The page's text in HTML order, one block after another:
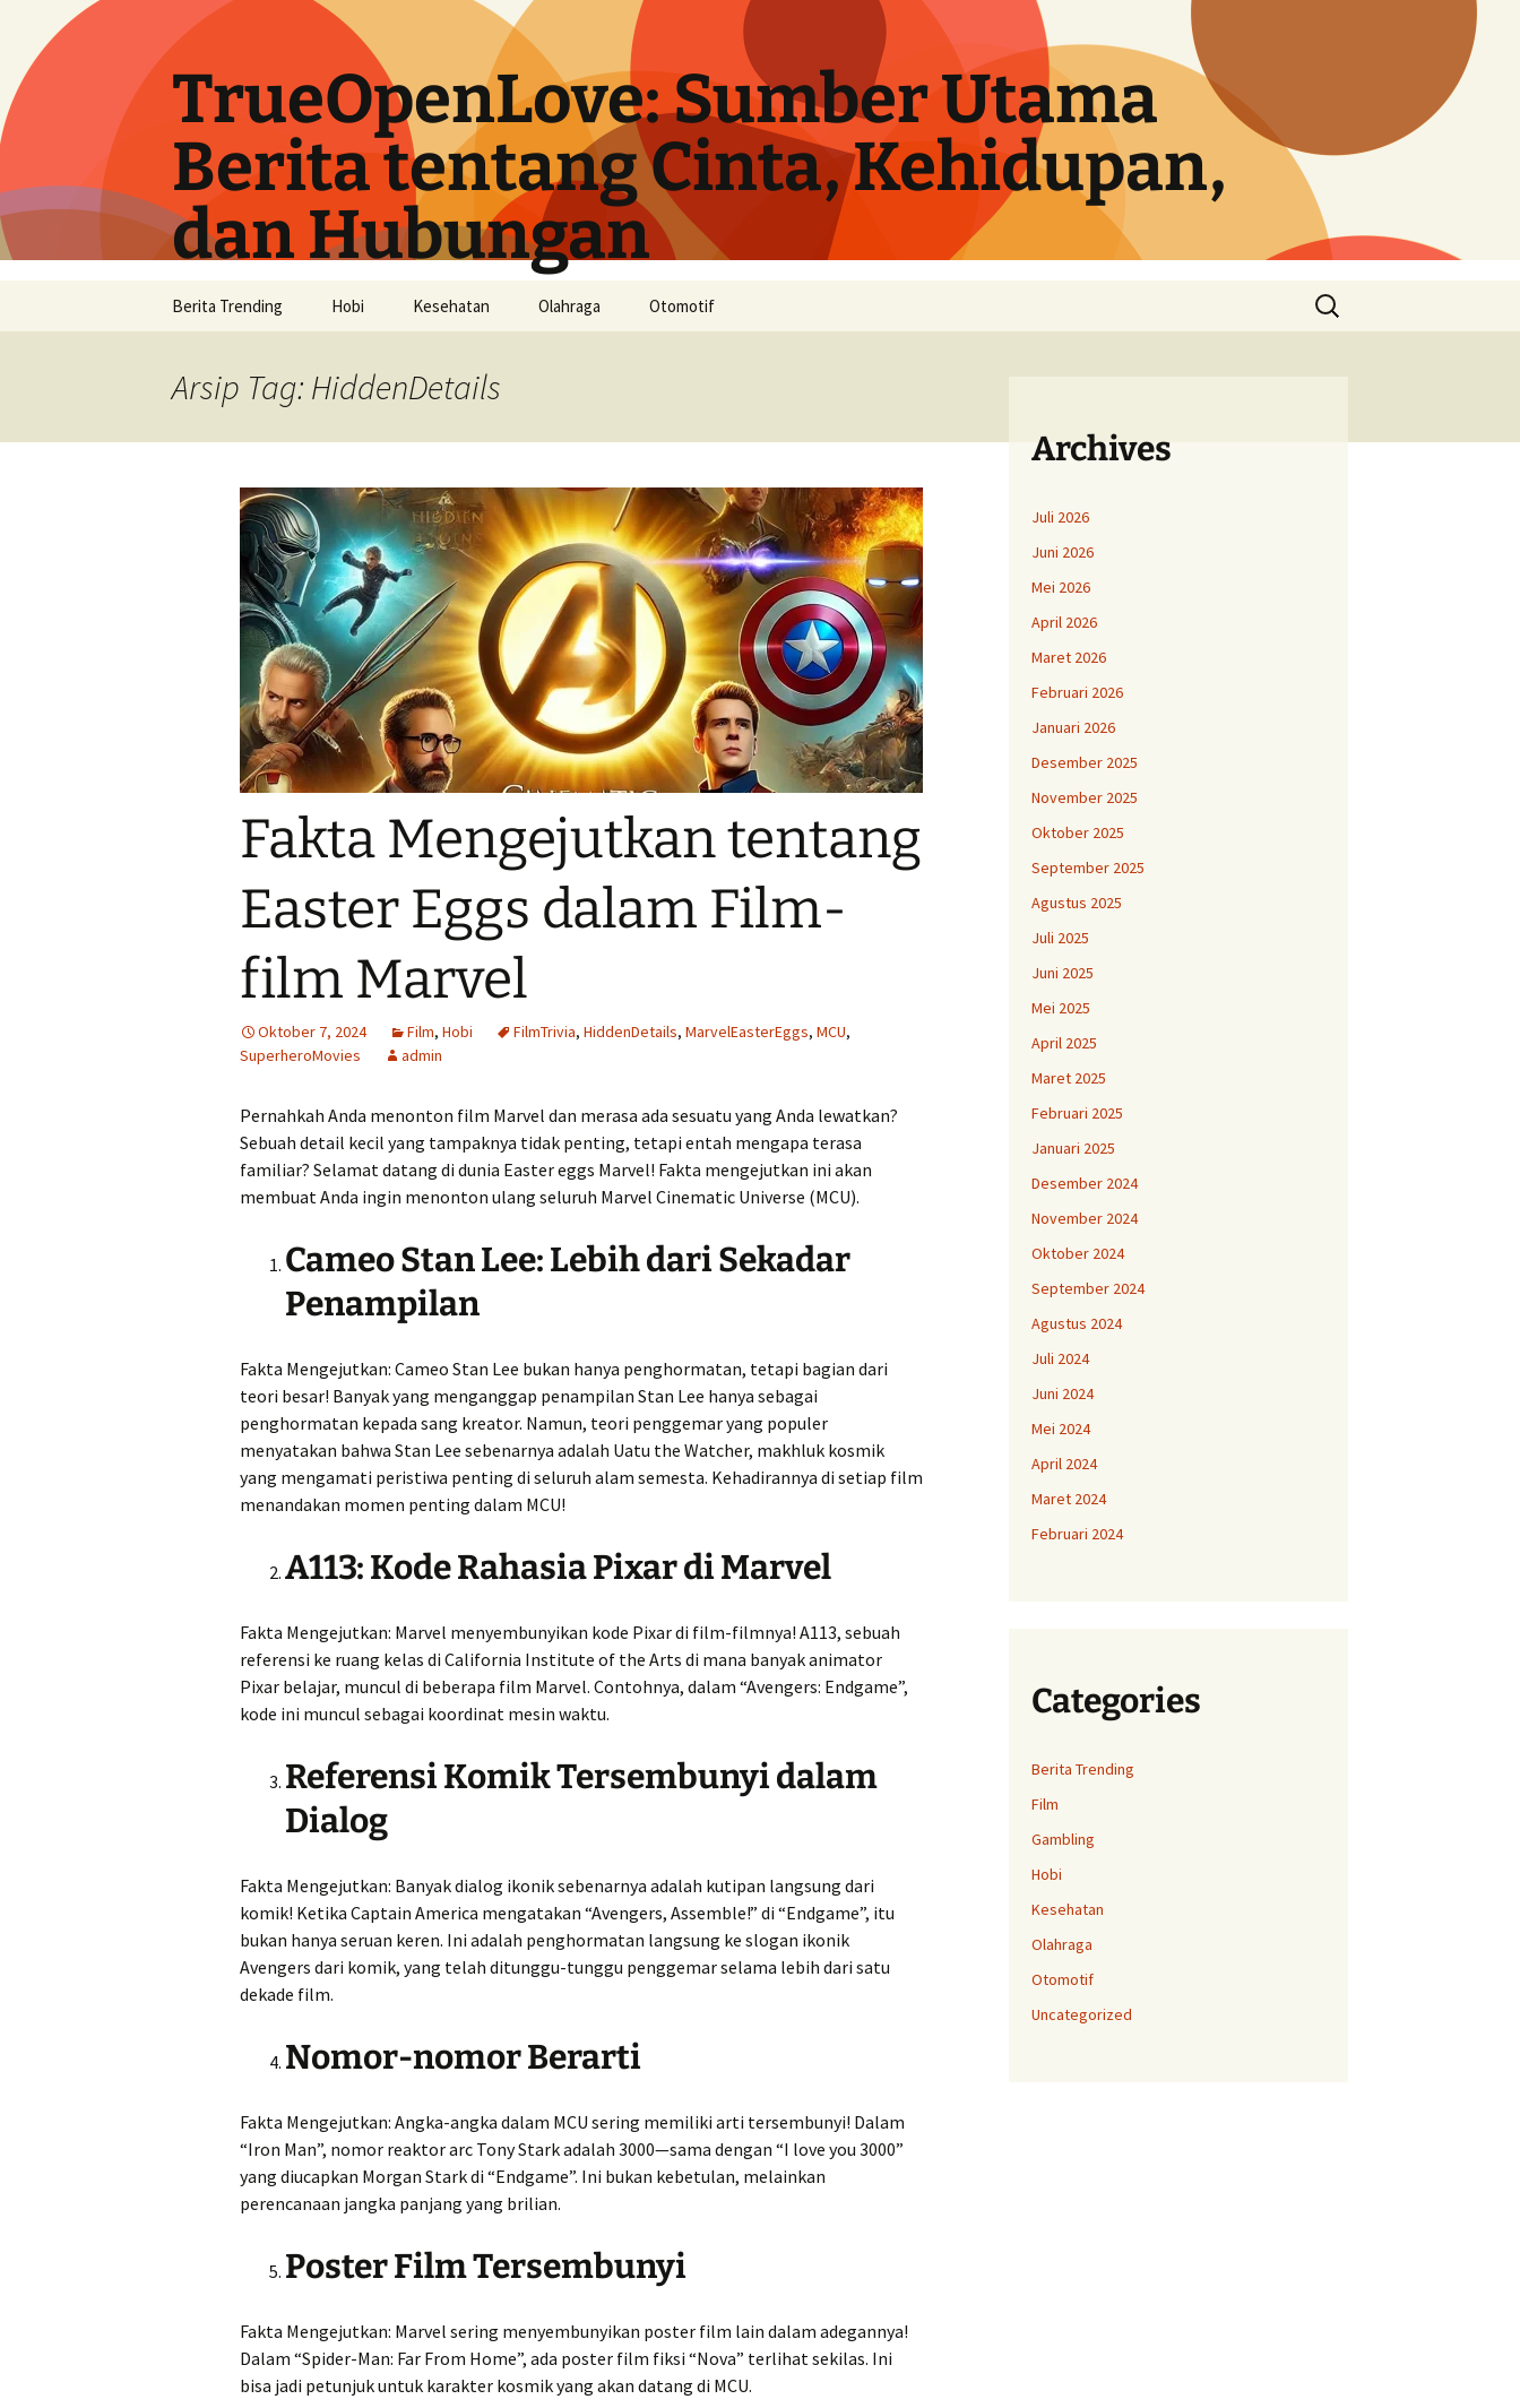
Langsung
TrueOpenLove: Sumber Utama
Berita tentang Cinta, Kehidupan,
dan Hubungan
Berita Trending Hobi Kesehatan Olahraga Otomotif
Cari
untuk:
Arsip Tag: HiddenDetails
Fakta Mengejutkan tentang
Easter Eggs dalam Film-
film Marvel
Oktober 7, 2024 Film, Hobi FilmTrivia, HiddenDetails, MarvelEasterEggs, MCU,
SuperheroMovies
admin
Pernahkah Anda menonton film Marvel dan merasa ada sesuatu yang Anda lewatkan?
Sebuah detail kecil yang tampaknya tidak penting, tetapi entah mengapa terasa
familiar? Selamat datang di dunia Easter eggs Marvel! Fakta mengejutkan ini akan
membuat Anda ingin menonton ulang seluruh Marvel Cinematic Universe (MCU).
Cameo Stan Lee: Lebih dari Sekadar
Penampilan
Fakta Mengejutkan: Cameo Stan Lee bukan hanya penghormatan, tetapi bagian dari
teori besar! Banyak yang menganggap penampilan Stan Lee hanya sebagai
penghormatan kepada sang kreator. Namun, teori penggemar yang populer
menyatakan bahwa Stan Lee sebenarnya adalah Uatu the Watcher, makhluk kosmik
yang mengamati peristiwa penting di seluruh alam semesta. Kehadirannya di setiap film
menandakan momen penting dalam MCU!
A113: Kode Rahasia Pixar di Marvel
Fakta Mengejutkan: Marvel menyembunyikan kode Pixar di film-filmnya! A113, sebuah
referensi ke ruang kelas di California Institute of the Arts di mana banyak animator
Pixar belajar, muncul di beberapa film Marvel. Contohnya, dalam “Avengers: Endgame”,
kode ini muncul sebagai koordinat mesin waktu.
Referensi Komik Tersembunyi dalam
Dialog
Fakta Mengejutkan: Banyak dialog ikonik sebenarnya adalah kutipan langsung dari
komik! Ketika Captain America mengatakan “Avengers, Assemble!” di “Endgame”, itu
bukan hanya seruan keren. Ini adalah penghormatan langsung ke slogan ikonik
Avengers dari komik, yang telah ditunggu-tunggu penggemar selama lebih dari satu
dekade film.
Nomor-nomor Berarti
Fakta Mengejutkan: Angka-angka dalam MCU sering memiliki arti tersembunyi! Dalam
“Iron Man”, nomor reaktor arc Tony Stark adalah 3000—sama dengan “I love you 3000”
yang diucapkan Morgan Stark di “Endgame”. Ini bukan kebetulan, melainkan
perencanaan jangka panjang yang brilian.
Poster Film Tersembunyi
Fakta Mengejutkan: Marvel sering menyembunyikan poster film lain dalam adegannya!
Dalam “Spider-Man: Far From Home”, ada poster film fiksi “Nova” terlihat sekilas. Ini
bisa jadi petunjuk untuk karakter kosmik yang akan datang di MCU.
Archives
Juli 2026
Juni 2026
Mei 2026
April 2026
Maret 2026
Februari 2026
Januari 2026
Desember 2025
November 2025
Oktober 2025
September 2025
Agustus 2025
Juli 2025
Juni 2025
Mei 2025
April 2025
Maret 2025
Februari 2025
Januari 2025
Desember 2024
November 2024
Oktober 2024
September 2024
Agustus 2024
Juli 2024
Juni 2024
Mei 2024
April 2024
Maret 2024
Februari 2024
Categories
Berita Trending
Film
Gambling
Hobi
Kesehatan
Olahraga
Otomotif
Uncategorized